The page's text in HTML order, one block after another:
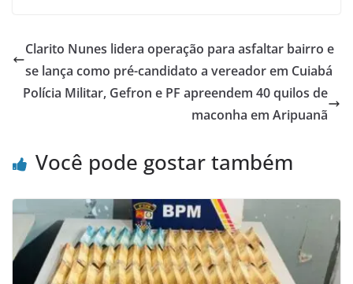
Clarito Nunes lidera operação para asfaltar bairro e
se lança como pré-candidato a vereador em Cuiabá
Polícia Militar, Gefron e PF apreendem 40 quilos de
maconha em Aripuanã
Você pode gostar também